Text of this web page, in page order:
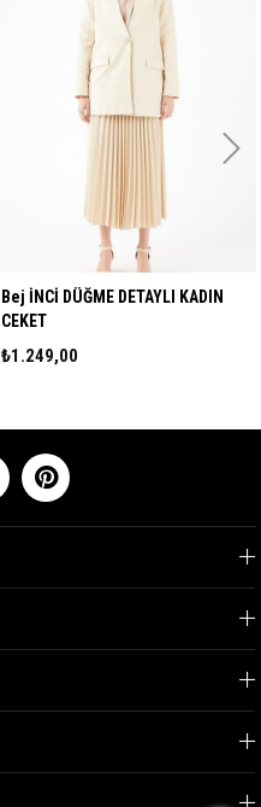
Bej İNCİ DÜĞME DETAYLI KADIN
CEKET
₺1.249,00